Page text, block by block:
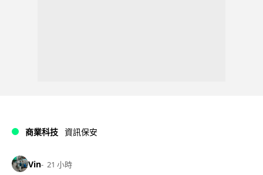
商業科技 資訊保安
Vin 21 小時